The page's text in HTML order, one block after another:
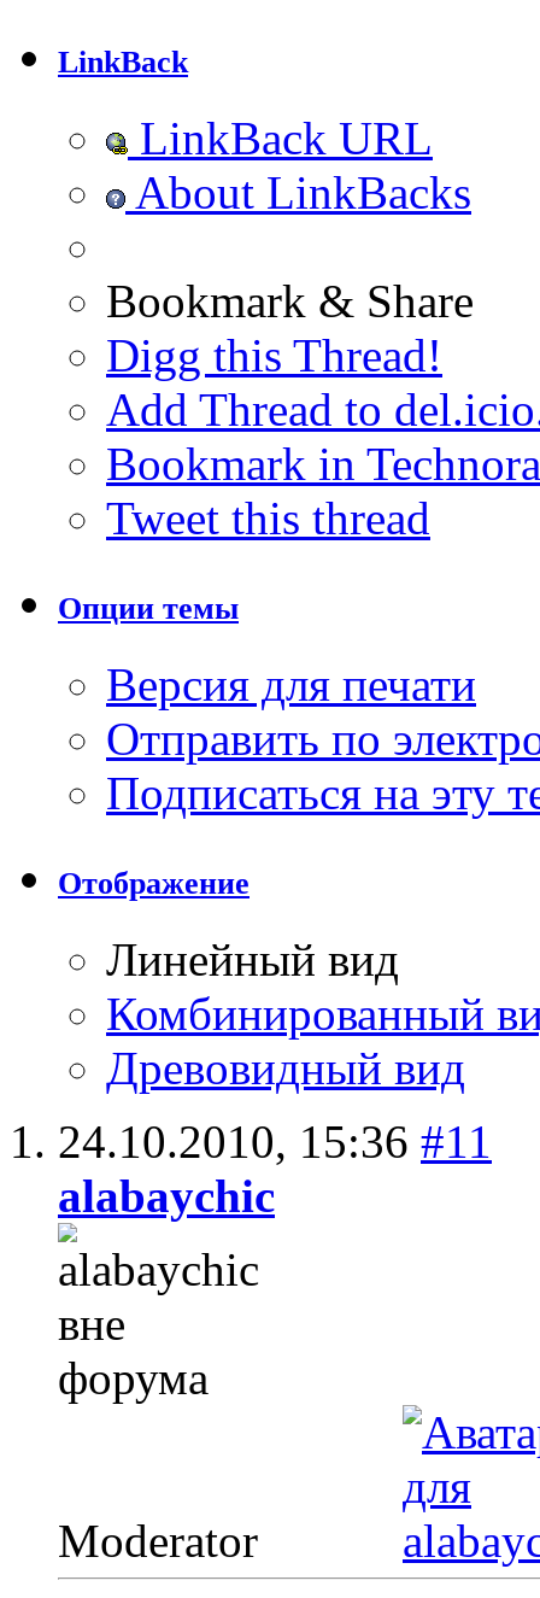
LinkBack
LinkBack URL
About LinkBacks
Bookmark & Share
Digg this Thread!
Add Thread to
Bookmark in
Tweet this thread
Опции темы
Версия для печати
Отправить по
Подписаться на эту
Отображение
Линейный вид
Комбинированный
Древовидный вид
24.10.2010, 15:36 #11
alabaychic
Moderator